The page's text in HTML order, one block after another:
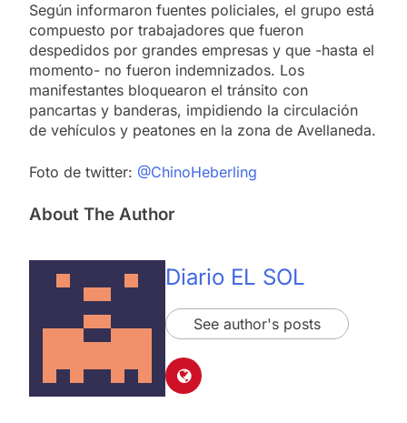
Según informaron fuentes policiales, el grupo está
compuesto por trabajadores que fueron
despedidos por grandes empresas y que -hasta el
momento- no fueron indemnizados. Los
manifestantes bloquearon el tránsito con
pancartas y banderas, impidiendo la circulación
de vehículos y peatones en la zona de Avellaneda.
Foto de twitter: @ChinoHeberling
About The Author
Diario EL SOL
See author's posts